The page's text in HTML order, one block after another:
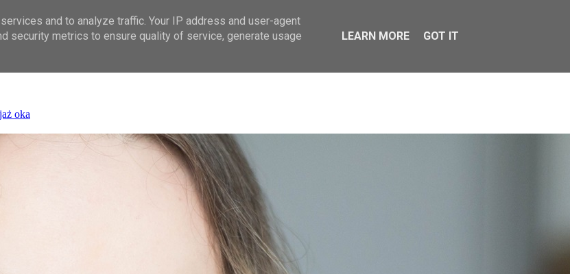
oka
and to analyze traffic. Your IP address and user-agent
security metrics to ensure quality of service, generate usage
LEARN MORE GOT IT